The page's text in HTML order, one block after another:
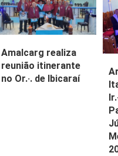
Amalcarg realiza
reunião itinerante
no Or.·. de Ibicaraí